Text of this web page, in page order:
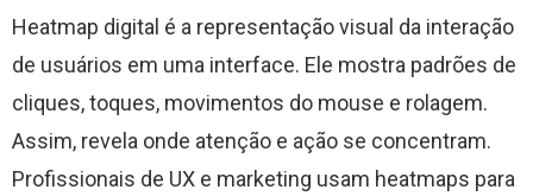
Heatmap digital é a representação visual da interação
de usuários em uma interface. Ele mostra padrões de
cliques, toques, movimentos do mouse e rolagem.
Assim, revela onde atenção e ação se concentram.
Profissionais de UX e marketing usam heatmaps para